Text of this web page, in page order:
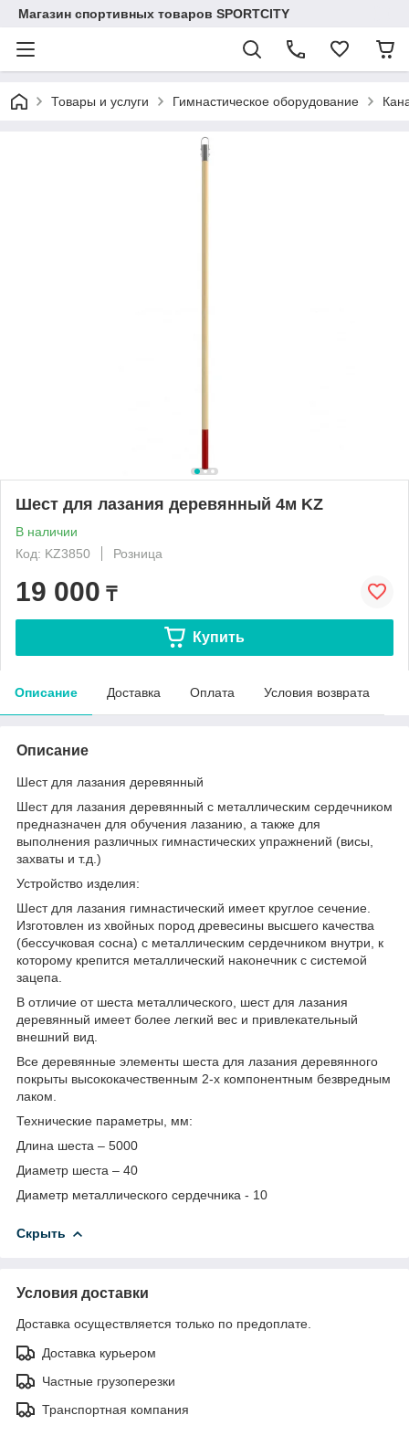
Магазин спортивных товаров SPORTCITY
Товары и услуги Гимнастическое оборудование
Шест для лазания деревянный 4м KZ
В наличии
Код: KZ3850
Розница
19 000 ₸
Купить
Описание Доставка Оплата Условия возврата
Описание
Шест для лазания деревянный
Шест для лазания деревянный с металлическим сердечником
предназначен для обучения лазанию, а также для
выполнения различных гимнастических упражнений (висы,
захваты и т.д.)
Устройство изделия:
Шест для лазания гимнастический имеет круглое сечение.
Изготовлен из хвойных пород древесины высшего качества
(бессучковая сосна) с металлическим сердечником внутри, к
которому крепится металлический наконечник с системой
зацепа.
В отличие от шеста металлического, шест для лазания
деревянный имеет более легкий вес и привлекательный
внешний вид.
Все деревянные элементы шеста для лазания деревянного
покрыты высококачественным 2-х компонентным безвредным
лаком.
Технические параметры, мм:
Длина шеста – 5000
Диаметр шеста – 40
Диаметр металлического сердечника - 10
Скрыть
Условия доставки
Доставка осуществляется только по предоплате.
Доставка курьером
Частные грузоперезки
Транспортная компания